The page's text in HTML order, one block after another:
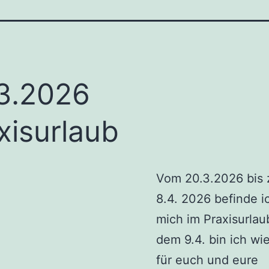
Vom 20.3.2026 bis
8.4. 2026 befinde
mich im
dem 9.4. bin ich
für euch und eure